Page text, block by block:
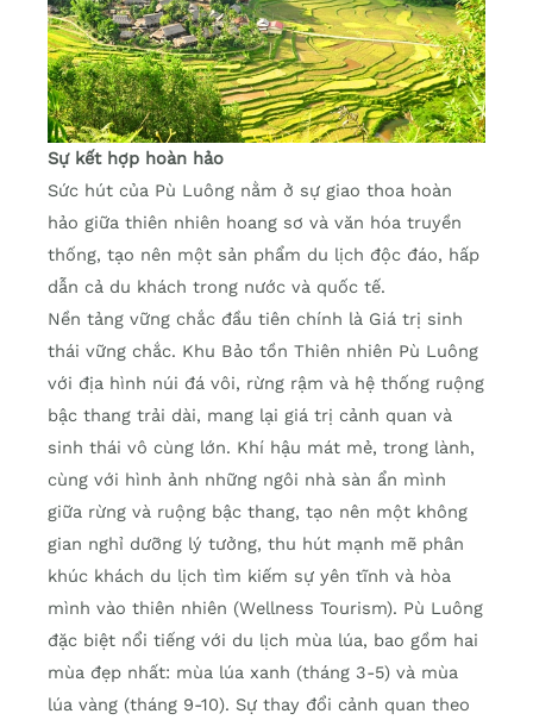
Sự kết hợp hoàn hảo
Sức hút của Pù Luông nằm ở sự giao thoa hoàn
hảo giữa thiên nhiên hoang sơ và văn hóa truyền
thống, tạo nên một sản phẩm du lịch độc đáo, hấp
dẫn cả du khách trong nước và quốc tế.
Nền tảng vững chắc đầu tiên chính là Giá trị sinh
thái vững chắc. Khu Bảo tồn Thiên nhiên Pù Luông
với địa hình núi đá vôi, rừng rậm và hệ thống ruộng
bậc thang trải dài, mang lại giá trị cảnh quan và
sinh thái vô cùng lớn. Khí hậu mát mẻ, trong lành,
cùng với hình ảnh những ngôi nhà sàn ẩn mình
giữa rừng và ruộng bậc thang, tạo nên một không
gian nghỉ dưỡng lý tưởng, thu hút mạnh mẽ phân
khúc khách du lịch tìm kiếm sự yên tĩnh và hòa
mình vào thiên nhiên (Wellness Tourism). Pù Luông
đặc biệt nổi tiếng với du lịch mùa lúa, bao gồm hai
mùa đẹp nhất: mùa lúa xanh (tháng 3-5) và mùa
lúa vàng (tháng 9-10). Sự thay đổi cảnh quan theo